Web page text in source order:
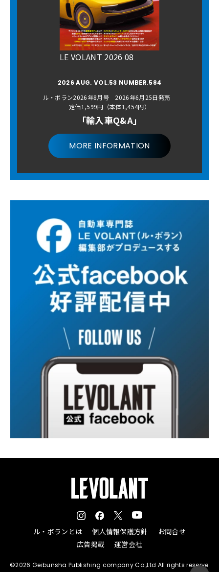
LE VOLANT 2026 08
2026 AUG. VOL.53 NUMBER.584
ル・ボラン2026年8月号 2026年6月25日発売
定価1,599円（本体1,454円）
「輸入車Q&A」
MORE INFORMATION
ル・ボランとは 個人情報保護方針
お問合せ
広告掲載
運営会社
©2026 Geibunsha Publishing company Co.,Ltd All rights reserve